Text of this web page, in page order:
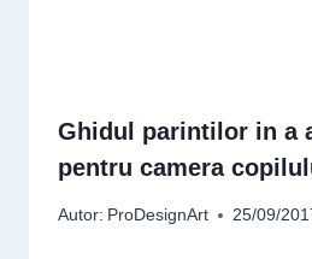
Ghidul parintilor in a
pentru camera
Autor: ProDesignArt 25/09/